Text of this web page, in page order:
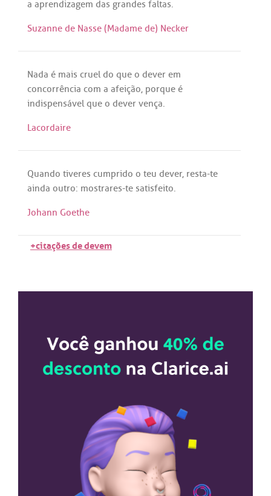
a aprendizagem das grandes faltas.
Suzanne de Nasse (Madame de) Necker
Nada é mais cruel do que o dever em
concorrência com a afeição, porque é
indispensável que o dever vença.
Lacordaire
Quando tiveres cumprido o teu dever, resta-te
ainda outro: mostrares-te satisfeito.
Johann Goethe
+citações de devem